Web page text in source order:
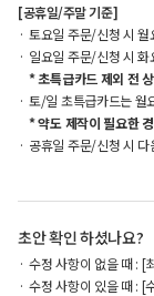
[공휴일/주말 기준]
토요일 주문/신청 시
일요일 주문/신청 시
* 초특급카드 제외 전
토/일 초특급카드는 월
* 약도 제작이 필요한
공휴일 주문/신청 시
초안 확인 하셨나요?
수정 사항이 없을 때 : [
수정 사항이 있을 때 : [